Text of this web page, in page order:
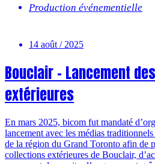
Production événementielle
14 août / 2025
Bouclair – Lancement
extérieures
En mars 2025, bicom fut mandaté
lancement avec les médias
de la région du Grand Toronto afin de
collections extérieures de Bouclair,